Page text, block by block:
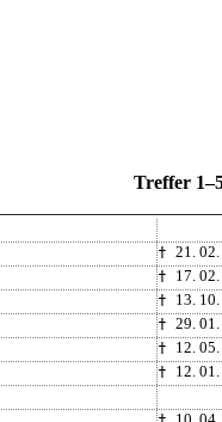
Treffer
† 21. 02.
† 17. 02.
† 13. 10.
† 29. 01.
† 12. 05.
† 12. 01.